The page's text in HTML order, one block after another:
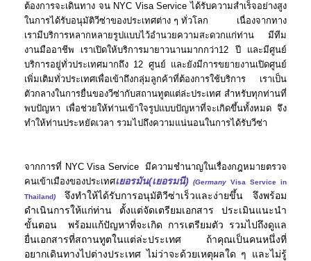
ต้องการจะเดินทาง จน NYC Visa Service ได้รับความสำเร็จอย่างสูง
ในการได้รับอนุมัติวีซ่าของประเทศต่าง ๆ ทั่วโลก เนื่องจากทาง
เรามีบริการหลากหลายรูปแบบไว้อำนวยความสะดวกแก่ท่าน มีทีม
งานมืออาชีพ เราเปิดให้บริการมายาวนานมากกว่า12 ปี และมีศูนย์
บริการอยู่ทั่วประเทศมากถึง 12 ศูนย์ และยังมีการขยายงานเปิดศูนย์
เพิ่มเติมทั่วประเทศเพื่อเข้าถึงกลุ่มลูกค้าที่ต้องการใช้บริการ เราเป็น
ตัวกลางในการยื่นของวีซ่ากับสถานทูตแต่ล่ะประเทศ สำหรับทุกท่านที่
พบปัญหา เพื่อช่วยให้ท่านเข้าใจรูปแบบปัญหาที่จะเกิดขึ้นทั้งหมด จึง
ทำให้ท่านประหยัดเวลา รวมไปถึงความแน่นอนในการได้รับวีซ่า
จากการที่ NYC Visa Service มีความชำนาญในเรื่องกฎหมายตรวจ
คนเข้าเมืองของประเทศเยอรมัน(เยอรมนี) (Germany Visa Service in
Thailand)
จึงทำให้ได้รับการอนุมัติวีซ่าเร็วและง่ายขึ้น จึงพร้อม
ดำเนินการให้แก่ท่าน ตั้งแต่จัดเตรียมเอกสาร ประเมินแนะนำ
ขั้นตอน พร้อมแก้ปัญหาที่จะเกิด การเตรียมตัว รวมไปถึงดูแล
ยื่นเอกสารที่สถานทูตในแต่ล่ะประเทศ ถ้าคุณเป็นคนหนึ่งที่
อยากเดินทางไปต่างประเทศ ไม่ว่าจะด้วยเหตุผลใด ๆ และไม่รู้